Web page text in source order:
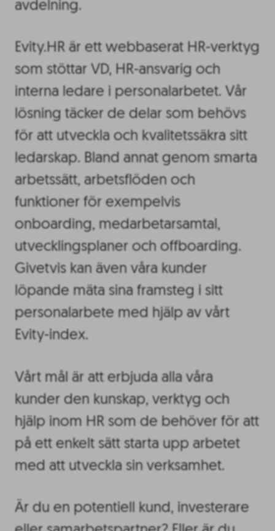
avdelning.
Evity.HR är ett webbaserat HR-verktyg
som stöttar VD, HR-ansvarig och
interna ledare i personalarbetet. Vår
lösning täcker de delar som behövs
för att utveckla och kvalitetssäkra sitt
ledarskap. Bland annat genom smarta
arbetssätt, arbetsflöden och
funktioner för exempelvis
onboarding, medarbetarsamtal,
utvecklingsplaner och offboarding.
Givetvis kan även våra kunder
löpande mäta sina framsteg i sitt
personalarbete med hjälp av vårt
Evity-index.
Vårt mål är att erbjuda alla våra
kunder den kunskap, verktyg och
hjälp inom HR som de behöver för att
på ett enkelt sätt starta upp arbetet
med att utveckla sin verksamhet.
Är du en potentiell kund, investerare